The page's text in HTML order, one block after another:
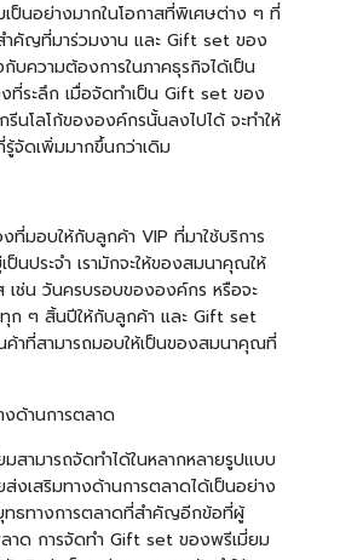
ป็นอย่างมากในโอกาสที่พิเศษต่าง ๆ ที่
ำคัญที่มาร่วมงาน และ Gift set ของ
ความต้องการในภาคธุรกิจได้เป็น
ที่ระลึก เมื่อจัดทำเป็น Gift set ของ
รีนโลโก้ขององค์กรนั้นลงไปได้ จะทำให้
จัดเพิ่มมากขึ้นกว่าเดิม
มอบให้กับลูกค้า VIP ที่มาใช้บริการ
ประจำ เรามักจะให้ของสมนาคุณให้
เช่น วันครบรอบขององค์กร หรือจะ
ก ๆ สิ้นปีให้กับลูกค้า และ Gift set
าที่สามารถมอบให้เป็นของสมนาคุณที่
ด้านการตลาด
สามารถจัดทำได้ในหลากหลายรูปแบบ
งเสริมทางด้านการตลาดได้เป็นอย่าง
ธทางการตลาดที่สำคัญอีกข้อที่ผู้
าด การจัดทำ Gift set ของพรีเมี่ยม